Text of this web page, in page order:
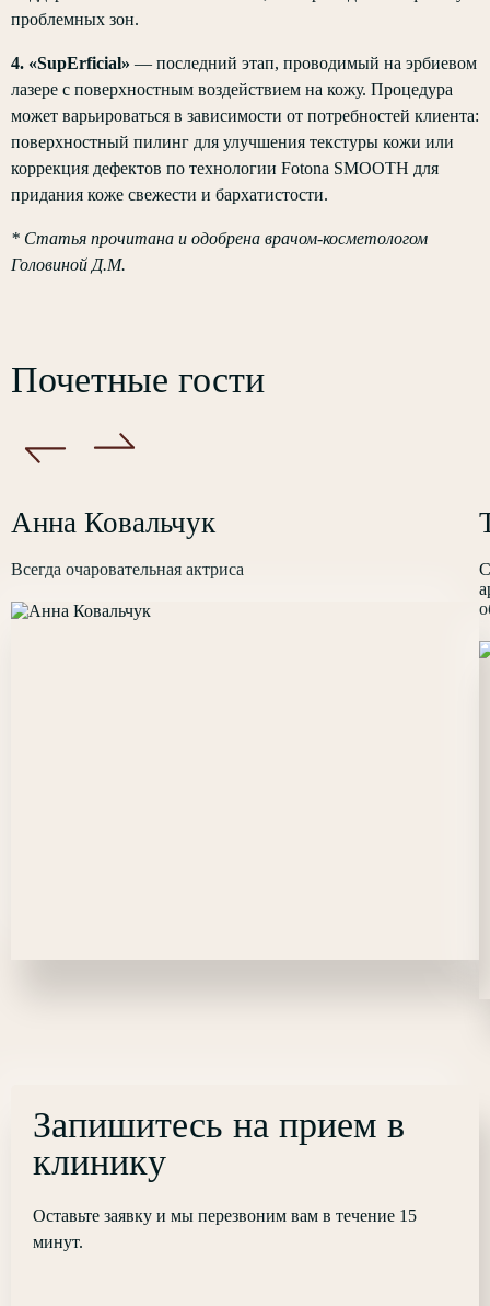
проблемных зон.
4. «SupErficial» — последний этап, проводимый на эрбиевом
лазере с поверхностным воздействием на кожу. Процедура
может варьироваться в зависимости от потребностей клиента:
поверхностный пилинг для улучшения текстуры кожи или
коррекция дефектов по технологии Fotona SMOOTH для
придания коже свежести и бархатистости.
* Статья прочитана и одобрена врачом-косметологом
Головиной Д.М.
Почетные гости
Анна Ковальчук
Всегда очаровательная актриса
Запишитесь на прием в
клинику
Оставьте заявку и мы перезвоним вам в течение 15
минут.